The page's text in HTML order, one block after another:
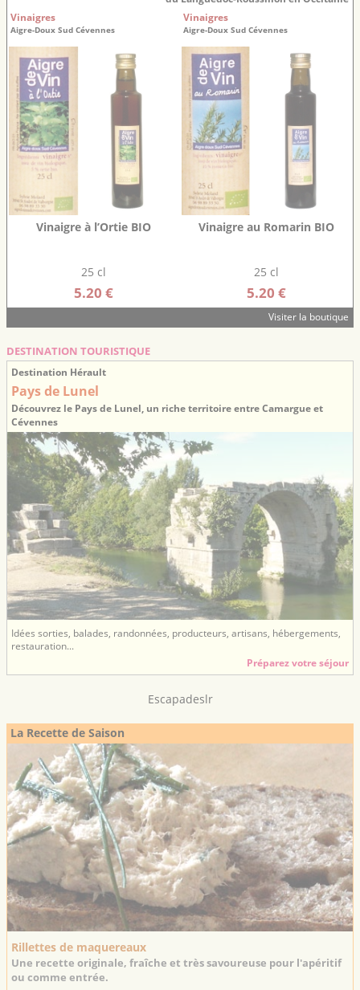
Vinaigres
Aigre-Doux Sud Cévennes
Vinaigre à l’Ortie BIO
25 cl
5.20 €
Vinaigres
Aigre-Doux Sud Cévennes
Vinaigre au Romarin BIO
25 cl
5.20 €
Visiter la boutique
DESTINATION TOURISTIQUE
Destination Hérault
Pays de Lunel
Découvrez le Pays de Lunel, un riche territoire entre Camargue et
Cévennes
Idées sorties, balades, randonnées, producteurs, artisans, hébergements,
restauration...
Préparez votre séjour
Escapadeslr
La Recette de Saison
Rillettes de maquereaux
Une recette originale, fraîche et très savoureuse pour l'apéritif
ou comme entrée.